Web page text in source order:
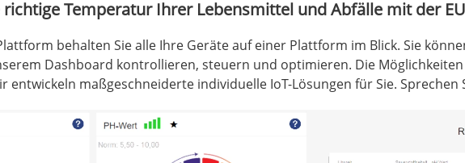
richtige Temperatur Ihrer Lebensmittel und Abfälle mit der
Plattform behalten Sie alle Ihre Geräte auf einer Plattform im Blick. Sie
Dashboard kontrollieren, steuern und optimieren. Die Möglichkeiten
entwickeln maßgeschneiderte individuelle IoT-Lösungen für Sie. Sprechen